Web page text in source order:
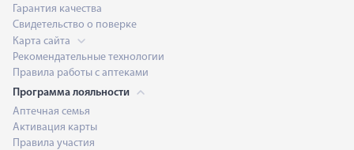
Гарантия качества
Свидетельство о поверке
Карта сайта
Рекомендательные технологии
Правила работы с аптеками
Программа лояльности
Аптечная семья
Активация карты
Правила участия